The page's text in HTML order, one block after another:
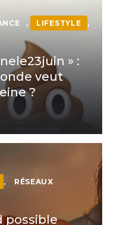
, LIFESTYLE
,
» :
veut
?
,
RÉSEAUX
possible